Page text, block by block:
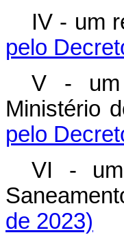
IV - um
pelo
V - um
Ministério
pelo
VI - um
de 2023)